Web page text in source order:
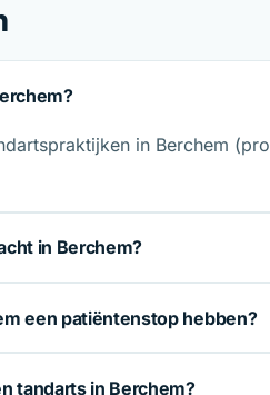
in Berchem
in Berchem?
een patiëntenstop hebben?
tandarts in Berchem?